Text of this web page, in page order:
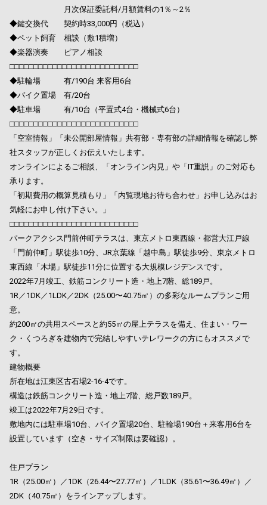
月次保証委託料/月額賃料の1％～2％
◆鍵交換代 契約時33,000円（税込）
◆ペット飼育 相談（敷1積増）
◆楽器演奏 ピアノ相談
□□□□□□□□□□□□□□□□□□□□□□□□□□□
◆駐輪場 有/190台 来客用6台
◆バイク置場 有/20台
◆駐車場 有/10台（平置式4台・機械式6台）
□□□□□□□□□□□□□□□□□□□□□□□□□□□
「空室情報」「未公開部屋情報」共有部・専有部の詳細情報を確認し弊
社スタッフが正しくお伝えいたします。
オンラインによるご相談、「オンライン内見」や「IT重説」のご対応も
承ります。
「初期費用の概算見積もり」「内覧現地お待ち合わせ」お申し込みはお
気軽にお申し付け下さい。」
□□□□□□□□□□□□□□□□□□□□□□□□□□□
パークアクシス門前仲町テラスは、東京メトロ東西線・都営大江戸線
「門前仲町」駅徒歩10分、JR京葉線「越中島」駅徒歩9分、東京メトロ
東西線「木場」駅徒歩11分に位置する大規模レジデンスです。
2022年7月竣工、鉄筋コンクリート造・地上7階、総189戸。
1R／1DK／1LDK／2DK（25.00〜40.75㎡）の多彩なルームプランご用
意。
約200㎡の共用スペースと約55㎡の屋上テラスを備え、住まい・ワー
ク・くつろぎを建物内で完結しやすいテレワークの方にもオススメで
す。
建物概要
所在地は江東区古石場2-16-4です。
構造は鉄筋コンクリート造・地上7階、総戸数189戸。
竣工は2022年7月29日です。
敷地内には駐車場10台、バイク置場20台、駐輪場190台＋来客用6台を
設置しています（空き・サイズ制限は要確認）。
住戸プラン
1R（25.00㎡）／1DK（26.44〜27.77㎡）／1LDK（35.61〜36.49㎡）／
2DK（40.75㎡）をラインアップします。